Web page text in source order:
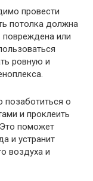
провести
потолка должна
повреждена или
ровную и
позаботиться о
и проклеить
поможет
и устранит
воздуха и